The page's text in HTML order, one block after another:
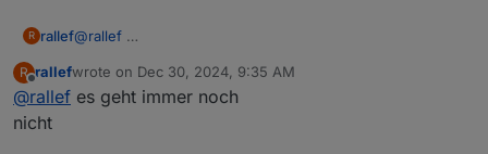
R rallef@rallef
R
Offline
rallefwrote on Dec 30, 2024, 9:35 AM
last edited by
@rallef es geht immer noch
nicht